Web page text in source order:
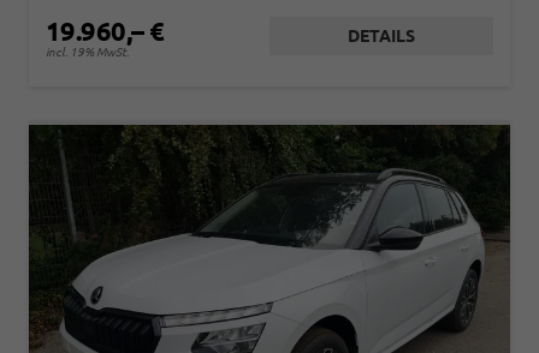
19.960,– €
incl. 19% MwSt.
DETAILS